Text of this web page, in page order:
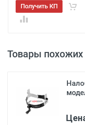
Товары похожих
Получить КП